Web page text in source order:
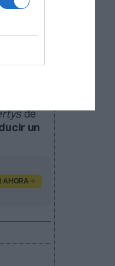
de
de
de
un
AHORA